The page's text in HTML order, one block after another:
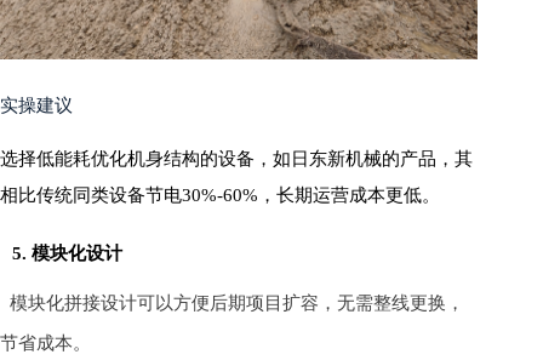
实操建议
选择低能耗优化机身结构的设备，如日东新机械的产品，其
相比传统同类设备节电30%-60%，长期运营成本更低。
5. 模块化设计
模块化拼接设计可以方便后期项目扩容，无需整线更换，
节省成本。